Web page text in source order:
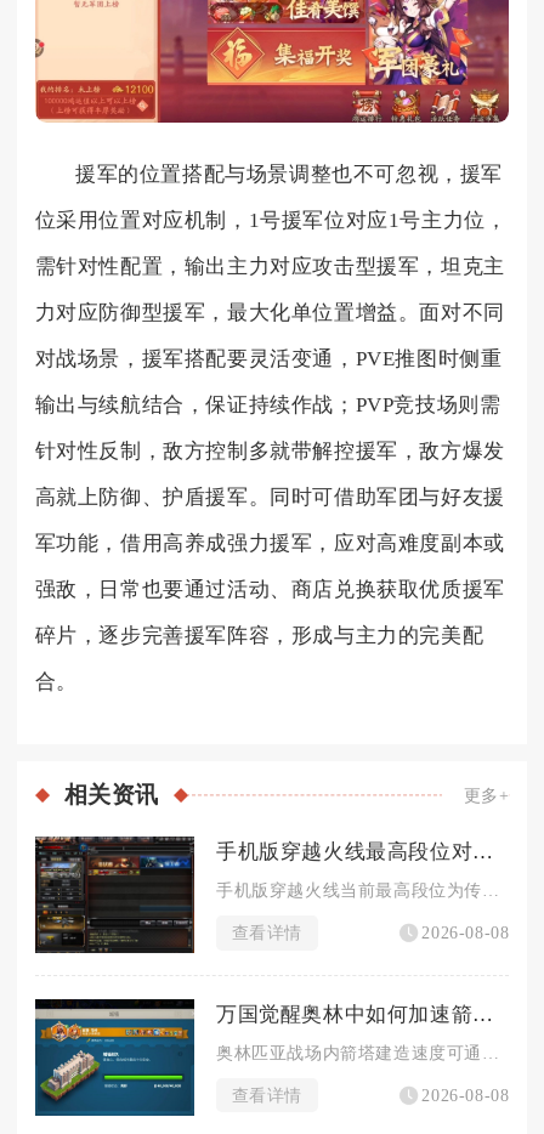
援军的位置搭配与场景调整也不可忽视，援军
位采用位置对应机制，1号援军位对应1号主力位，
需针对性配置，输出主力对应攻击型援军，坦克主
力对应防御型援军，最大化单位置增益。面对不同
对战场景，援军搭配要灵活变通，PVE推图时侧重
输出与续航结合，保证持续作战；PVP竞技场则需
针对性反制，敌方控制多就带解控援军，敌方爆发
高就上防御、护盾援军。同时可借助军团与好友援
军功能，借用高养成强力援军，应对高难度副本或
强敌，日常也要通过活动、商店兑换获取优质援军
碎片，逐步完善援军阵容，形成与主力的完美配
合。
相关资讯 更多+
手机版穿越火线最高段位对战战绩要求如何
查看详情 2026-08-08
万国觉醒奥林中如何加速箭塔建造进程
查看详情 2026-08-08